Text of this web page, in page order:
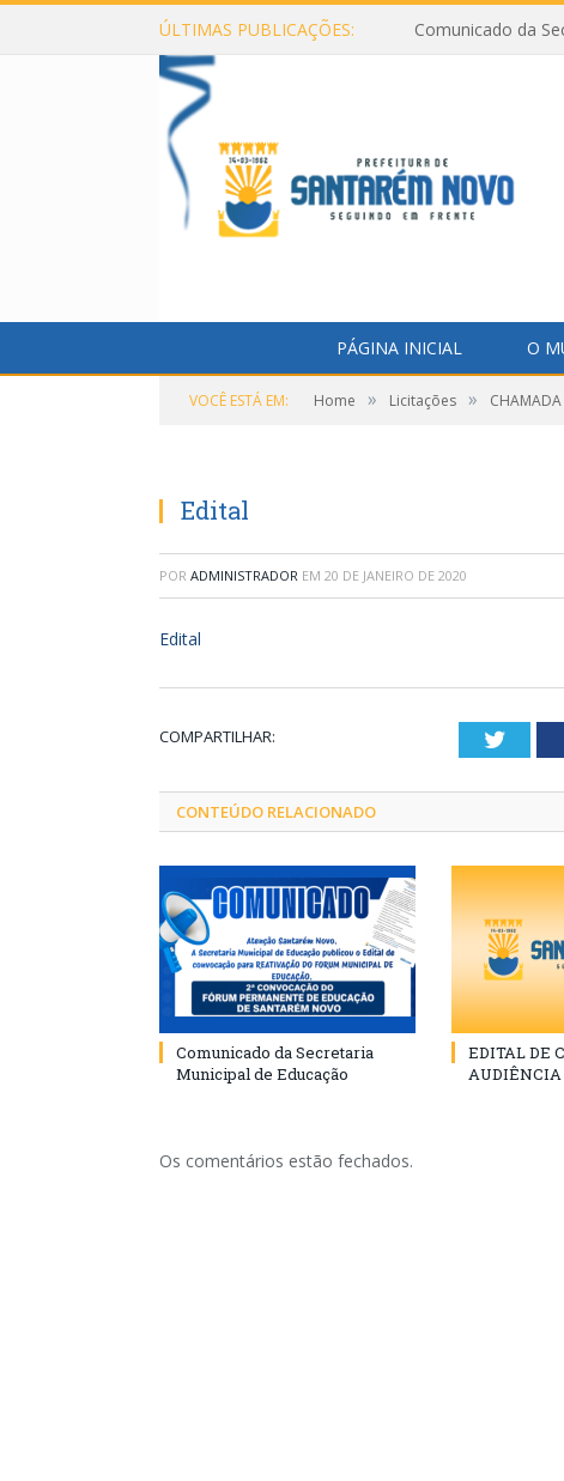
ÚLTIMAS PUBLICAÇÕES: Comunicado da
PÁGINA INICIAL O
VOCÊ ESTÁ EM: Home » Licitações »
Edital
POR ADMINISTRADOR EM 20 DE JANEIRO DE 2020
Edital
COMPARTILHAR:
CONTEÚDO RELACIONADO
Comunicado da Secretaria
Municipal de Educação
EDITAL DE
Os comentários estão fechados.